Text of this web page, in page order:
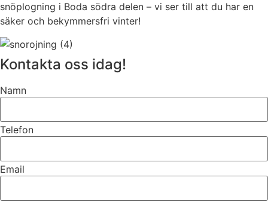
snöplogning i Boda södra delen – vi ser till att du har en
säker och bekymmersfri vinter!
Kontakta oss idag!
Namn
Telefon
Email